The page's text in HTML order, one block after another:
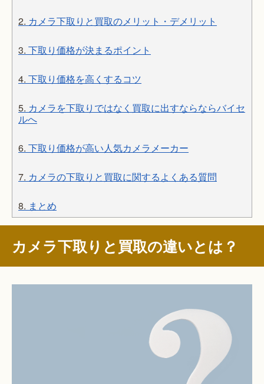
2. カメラ下取りと買取のメリット・デメリット
3. 下取り価格が決まるポイント
4. 下取り価格を高くするコツ
5. カメラを下取りではなく買取に出すならならバイセ
ルへ
6. 下取り価格が高い人気カメラメーカー
7. カメラの下取りと買取に関するよくある質問
8. まとめ
カメラ下取りと買取の違いとは？